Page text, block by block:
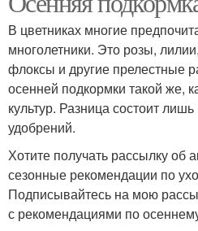
В цветниках многие
многолетники. Это розы,
флоксы и другие прелестные
осенней подкормки такой же,
культур. Разница состоит
удобрений.
Хотите получать рассылку об
сезонные рекомендации по
Подписывайтесь на мою
с рекомендациями по